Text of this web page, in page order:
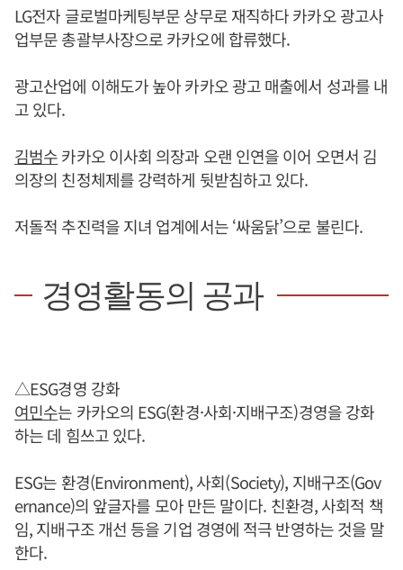
LG전자 글로벌마케팅부문 상무로 재직하다 카카오 광고사
업부문 총괄부사장으로 카카오에 합류했다.
광고산업에 이해도가 높아 카카오 광고 매출에서 성과를 내
고 있다.
김범수카카오 이사회 의장과 오랜 인연을 이어 오면서 김
의장의 친정체제를 강력하게 뒷받침하고 있다.
저돌적 추진력을 지녀 업계에서는 ‘싸움닭’으로 불린다.
경영활동의 공과
△ESG경영 강화
여민수는 카카오의 ESG(환경·사회·지배구조)경영을 강화
하는 데 힘쓰고 있다.
ESG는 환경(Environment), 사회(Society), 지배구조(Gov
ernance)의 앞글자를 모아 만든 말이다. 친환경, 사회적 책
임, 지배구조 개선 등을 기업 경영에 적극 반영하는 것을 말
한다.